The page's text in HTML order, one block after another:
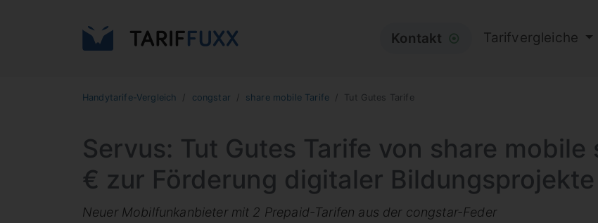
Kontakt ⦿ Tarifvergleiche
Handytarife-Vergleich congstar share mobile Tarife Tut Gutes Tarife
Servus: Tut Gutes Tarife von share mobile
€ zur Förderung digitaler Bildungsprojekte
Neuer Mobilfunkanbieter mit 2 Prepaid-Tarifen aus der congstar-Feder